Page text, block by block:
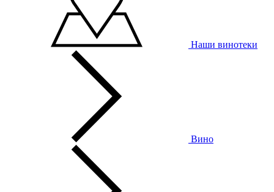
Наши винотеки
Вино